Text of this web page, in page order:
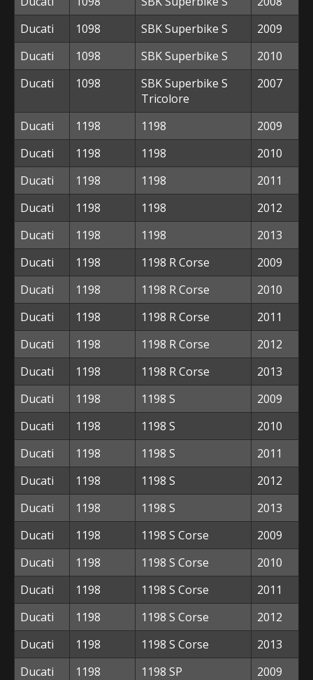
Ducati
1098 SBK Superbike S
2009
Ducati
1098 SBK Superbike S
2010
Ducati
1098
SBK Superbike S
Tricolore
2007
Ducati 1198 1198
2009
Ducati
1198 1198
2010
Ducati
1198 1198
2011
Ducati
1198 1198
2012
Ducati
1198 1198
2013
Ducati
1198 1198 R Corse
2009
Ducati
1198 1198 R Corse
2010
Ducati
1198 1198 R Corse
2011
Ducati
1198 1198 R Corse
2012
Ducati
1198 1198 R Corse
2013
Ducati
1198 1198 S
2009
Ducati
1198 1198 S
2010
Ducati
1198 1198 S
2011
Ducati
1198 1198 S
2012
Ducati
1198 1198 S
2013
Ducati
1198 1198 S Corse
2009
Ducati
1198 1198 S Corse
2010
Ducati
1198 1198 S Corse
2011
Ducati
1198 1198 S Corse
2012
Ducati
1198 1198 S Corse
2013
Ducati
1198 1198 SP
2009